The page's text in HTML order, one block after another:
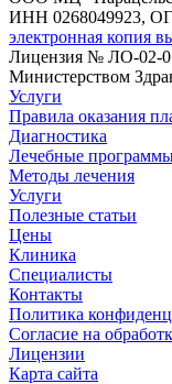
ИНН 0268049923,
электронная копия
Лицензия № ЛО-02-
Министерством
Услуги
Правила оказания
Диагностика
Лечебные
Методы лечения
Услуги
Полезные статьи
Цены
Клиника
Специалисты
Контакты
Политика
Согласие на
Лицензии
Карта сайта